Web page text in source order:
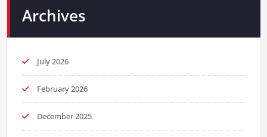
Archives
July 2026
February 2026
December 2025